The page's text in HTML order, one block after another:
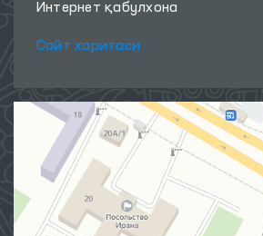
Интернет қабулхона
Сайт харитаси